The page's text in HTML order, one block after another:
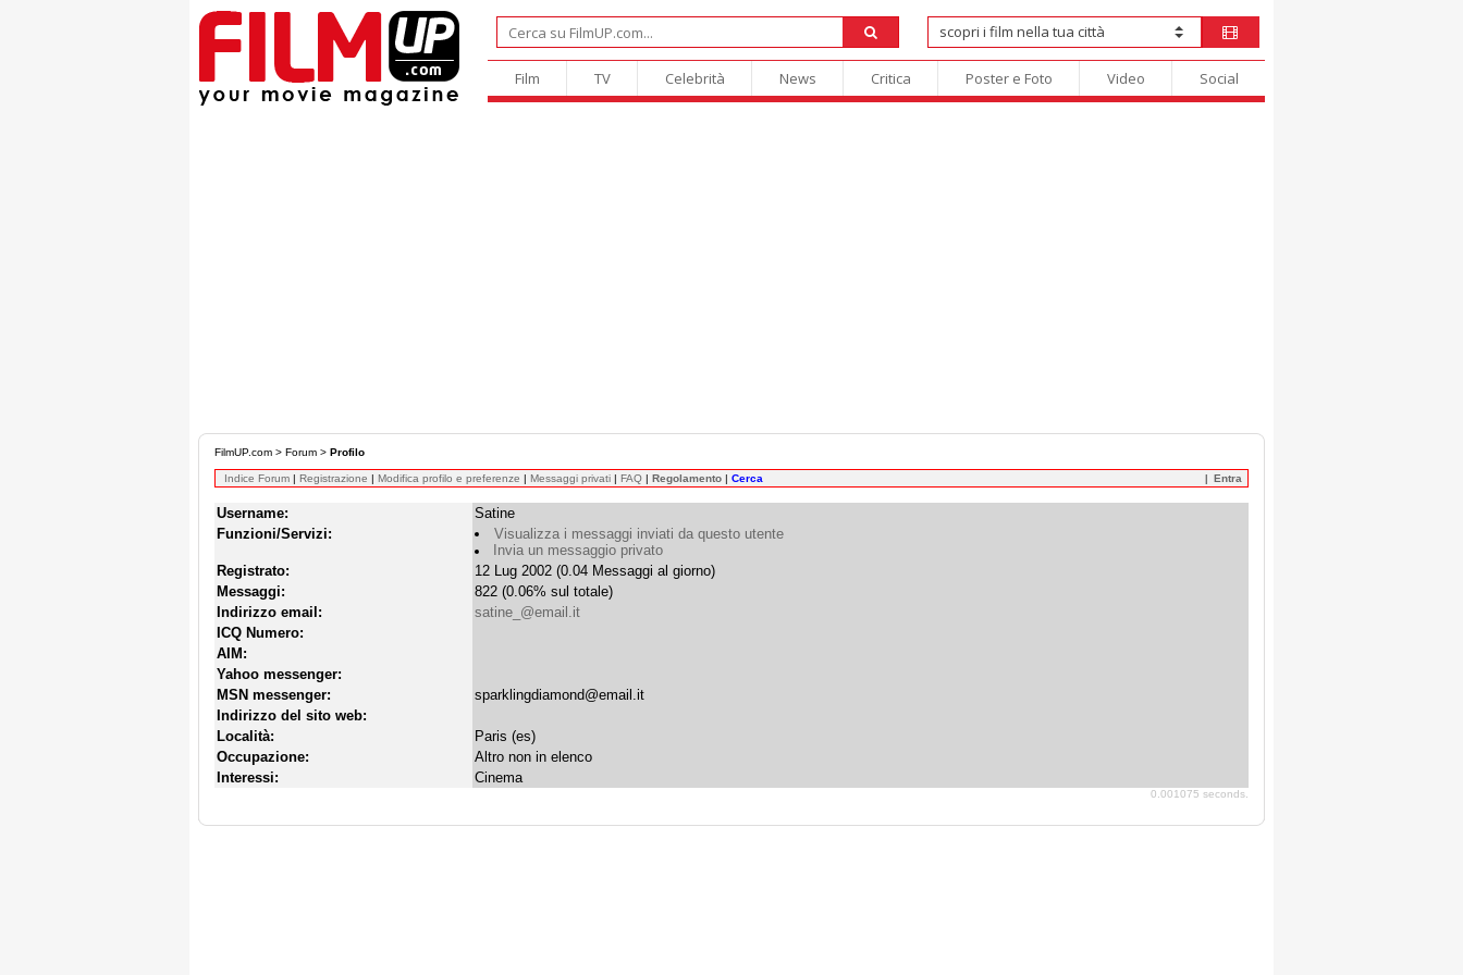
Film TV Celebrità News Critica Poster e Foto Video Social
FilmUP.com > Forum > Profilo
Indice Forum | Registrazione | Modifica profilo e preferenze | Messaggi privati | FAQ | Regolamento | Cerca Entra
Username:
Satine
Funzioni/Servizi:
Visualizza i messaggi inviati da questo utente
Invia un messaggio privato
Registrato:
12 Lug 2002 (0.04 Messaggi al giorno)
Messaggi:
822 (0.06% sul totale)
Indirizzo email:
satine_@email.it
ICQ Numero:
AIM:
Yahoo messenger:
MSN messenger:
sparklingdiamond@email.it
Indirizzo del sito web:
Località:
Paris (es)
Occupazione:
Altro non in elenco
Interessi:
Cinema
0.001075 seconds.